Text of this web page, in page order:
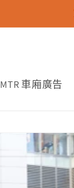
MTR 車廂廣告